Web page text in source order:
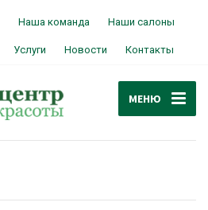
Наша команда Наши салоны
Услуги Новости Контакты
МЕНЮ